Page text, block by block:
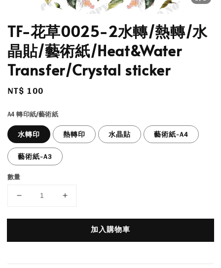
TF-花草0025-2水轉/熱轉/水
晶貼/藝術紙/Heat&Water
Transfer/Crystal sticker
Regular
NT$ 100
A4 轉印紙/藝術紙
水轉印 熱轉印 水晶貼
藝術紙-A4
藝術紙-A3
數量
加入購物車